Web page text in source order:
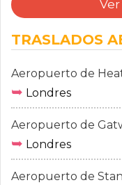
TRASLADOS
Aeropuerto de
➥ Londres
Aeropuerto de
➥ Londres
Aeropuerto de